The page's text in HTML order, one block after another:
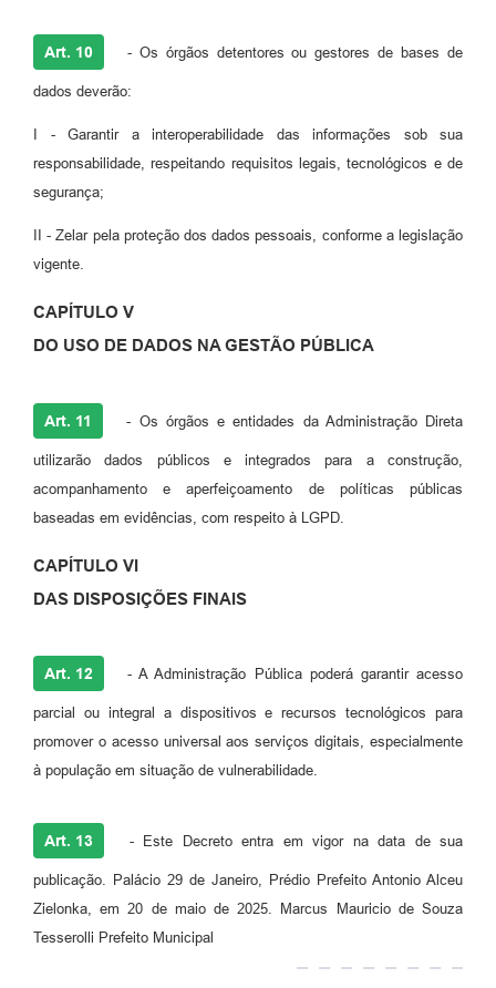
Art. 10 - Os órgãos detentores ou gestores de bases de
dados deverão:
I - Garantir a interoperabilidade das informações sob sua
responsabilidade, respeitando requisitos legais, tecnológicos e de
segurança;
II - Zelar pela proteção dos dados pessoais, conforme a legislação
vigente.
CAPÍTULO V
DO USO DE DADOS NA GESTÃO PÚBLICA
Art. 11 - Os órgãos e entidades da Administração Direta
utilizarão dados públicos e integrados para a construção,
acompanhamento e aperfeiçoamento de políticas públicas
baseadas em evidências, com respeito à LGPD.
CAPÍTULO VI
DAS DISPOSIÇÕES FINAIS
Art. 12 - A Administração Pública poderá garantir acesso
parcial ou integral a dispositivos e recursos tecnológicos para
promover o acesso universal aos serviços digitais, especialmente
à população em situação de vulnerabilidade.
Art. 13 - Este Decreto entra em vigor na data de sua
publicação. Palácio 29 de Janeiro, Prédio Prefeito Antonio Alceu
Zielonka, em 20 de maio de 2025. Marcus Mauricio de Souza
Tesserolli Prefeito Municipal